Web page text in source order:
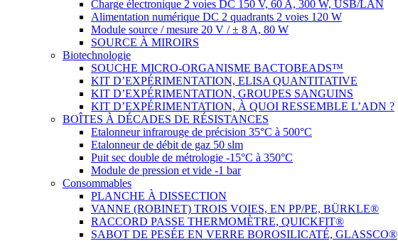
Charge électronique 2 voies DC 150 V, 60 A, 300 W, USB/LAN
Alimentation numérique DC 2 quadrants 2 voies 120 W
Module source / mesure 20 V / ± 8 A, 80 W
SOURCE À MIROIRS
Biotechnologie
SOUCHE MICRO-ORGANISME BACTOBEADS™
KIT D’EXPÉRIMENTATION, ELISA QUANTITATIVE
KIT D’EXPÉRIMENTATION, GROUPES SANGUINS
KIT D’EXPÉRIMENTATION, À QUOI RESSEMBLE L’ADN ?
BOÎTES À DÉCADES DE RÉSISTANCES
Etalonneur infrarouge de précision 35°C à 500°C
Etalonneur de débit de gaz 50 slm
Puit sec double de métrologie -15°C à 350°C
Module de pression et vide -1 bar
Consommables
PLANCHE À DISSECTION
VANNE (ROBINET) TROIS VOIES, EN PP/PE, BÜRKLE®
RACCORD PASSE THERMOMÈTRE, QUICKFIT®
SABOT DE PESÉE EN VERRE BOROSILICATÉ, GLASSCO®